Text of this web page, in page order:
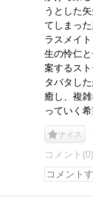
うとした
てしまっ
ラスメイ
生の怜仁
案するス
タバタし
癒し、複
っていく
ナイス
コメント(0)